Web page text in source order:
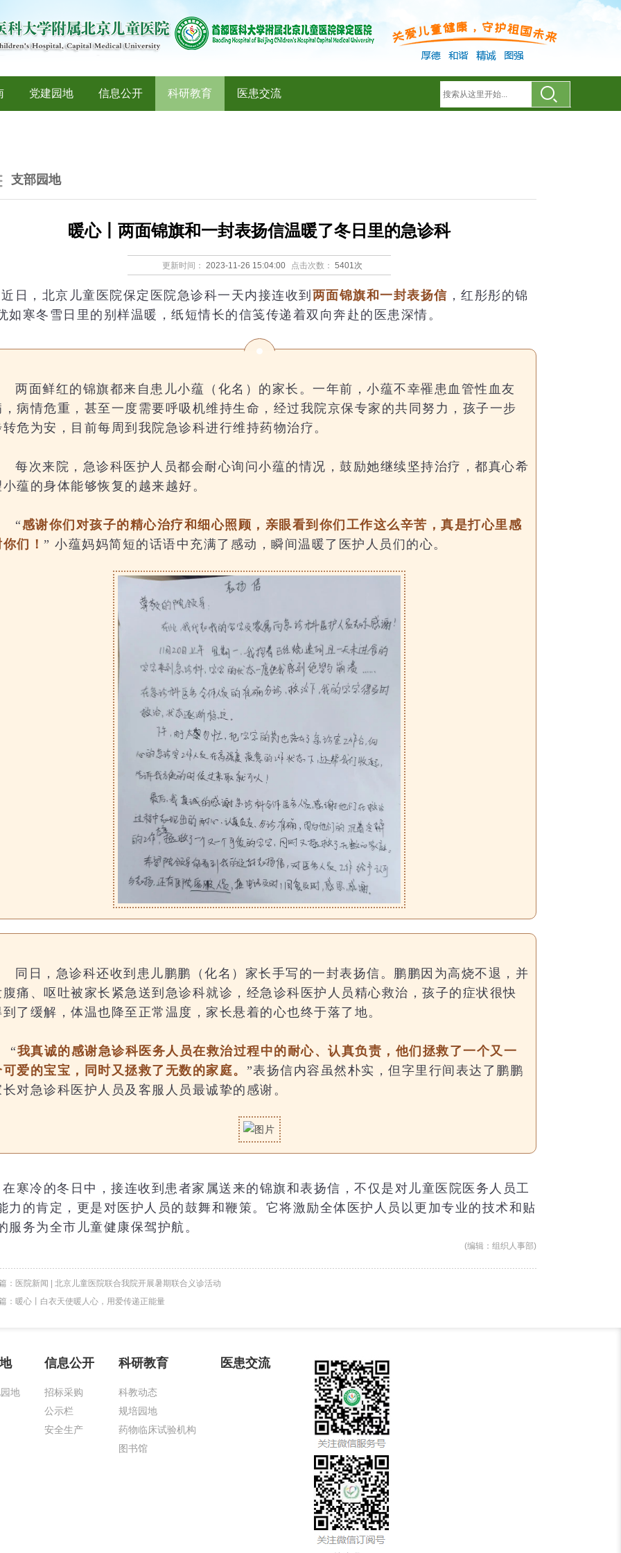
党建园地 信息公开 科研教育 医患交流
支部园地
暖心丨两面锦旗和一封表扬信温暖了冬日里的急诊科
更新时间： 2023-11-26 15:04:00 点击次数： 5401次
近日，北京儿童医院保定医院急诊科一天内接连收到 两面锦旗和一封表扬信 ，红彤彤的锦
如寒冬雪日里的别样温暖，纸短情长的信笺传递着双向奔赴的医患深情。
两面鲜红的锦旗都来自患儿小蕴（化名）的家长。一年前，小蕴不幸罹患 血管性血友
，病情危重，甚至一度需要呼吸机维持生命，经过我院京保专家的共同努力，孩子一步
转危为安，目前每周到我院急诊科进行维持药物治疗。
每次来院，急诊科医护人员都会耐心询问小蕴的情况，鼓励她继续坚持治疗，都真心希
小蕴的身体能够恢复的越来越好。
“感谢你们对孩子的精心治疗和细心照顾，亲眼看到你们工作这么辛苦，真是打心里感
们！ ” 小蕴妈妈简短的话语中充满了感动，瞬间温暖了医护人员们的心。
同日，急诊科还收到患儿鹏鹏（化名）家长手写的一封表扬信。鹏鹏因为高烧不退，并
腹痛、呕吐被家长紧急送到急诊科就诊，经急诊科医护人员精心救治，孩子的症状很快
到了缓解，体温也降至正常温度，家长悬着的心也终于落了地。
“我真诚的感谢急诊科医务人员在救治过程中的耐心、认真负责，他们拯救了一个又一
可爱的宝宝，同时又拯救了无数的家庭。 ”表扬信内容虽然朴实，但字里行间表达了鹏鹏
长对急诊科医护人员及客服人员最诚挚的感谢。
在寒冷的冬日中，接连收到患者家属送来的锦旗和表扬信，不仅是对儿童医院医务人员工
力的肯定，更是对医护人员的鼓舞和鞭策。它将激励全体医护人员以更加专业的技术和贴
服务为全市儿童健康保驾护航。
(编辑：组织人事部)
： 医院新闻 | 北京儿童医院联合我院开展暑期联合义诊活动
： 暖心丨白衣天使暖人心，用爱传递正能量
地
信息公开
招标采购
公示栏
安全生产
科研教育
科教动态
规培园地
药物临床试验机构
图书馆
医患交流